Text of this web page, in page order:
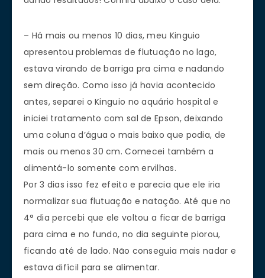
– Há mais ou menos 10 dias, meu Kinguio
apresentou problemas de flutuação no lago,
estava virando de barriga pra cima e nadando
sem direção. Como isso já havia acontecido
antes, separei o Kinguio no aquário hospital e
iniciei tratamento com sal de Epson, deixando
uma coluna d’água o mais baixo que podia, de
mais ou menos 30 cm. Comecei também a
alimentá-lo somente com ervilhas.
Por 3 dias isso fez efeito e parecia que ele iria
normalizar sua flutuação e natação. Até que no
4° dia percebi que ele voltou a ficar de barriga
para cima e no fundo, no dia seguinte piorou,
ficando até de lado. Não conseguia mais nadar e
estava difícil para se alimentar.